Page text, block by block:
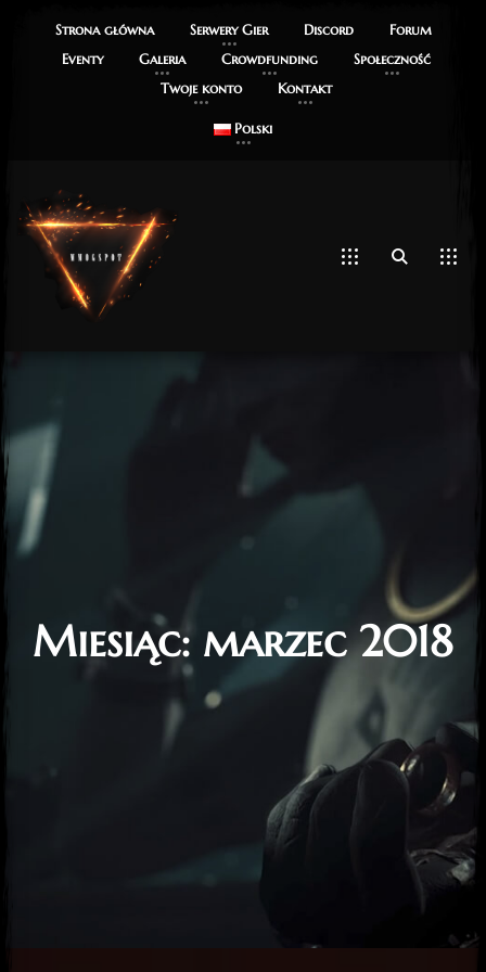
Strona główna Serwery Gier Discord
Forum
Eventy
Galeria Crowdfunding
Społeczność
Twoje konto
Kontakt
Polski
Miesiąc: marzec 2018